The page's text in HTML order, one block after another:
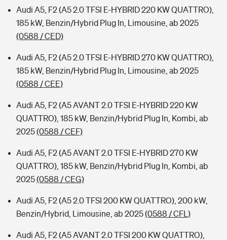
Audi A5, F2 (A5 2.0 TFSI E-HYBRID 220 KW QUATTRO),
185 kW, Benzin/Hybrid Plug In, Limousine, ab 2025
(0588 / CED)
Audi A5, F2 (A5 2.0 TFSI E-HYBRID 270 KW QUATTRO),
185 kW, Benzin/Hybrid Plug In, Limousine, ab 2025
(0588 / CEE)
Audi A5, F2 (A5 AVANT 2.0 TFSI E-HYBRID 220 KW
QUATTRO), 185 kW, Benzin/Hybrid Plug In, Kombi, ab
2025(0588 / CEF)
Audi A5, F2 (A5 AVANT 2.0 TFSI E-HYBRID 270 KW
QUATTRO), 185 kW, Benzin/Hybrid Plug In, Kombi, ab
2025(0588 / CEG)
Audi A5, F2 (A5 2.0 TFSI 200 KW QUATTRO), 200 kW,
Benzin/Hybrid, Limousine, ab 2025(0588 / CFL)
Audi A5, F2 (A5 AVANT 2.0 TFSI 200 KW QUATTRO),